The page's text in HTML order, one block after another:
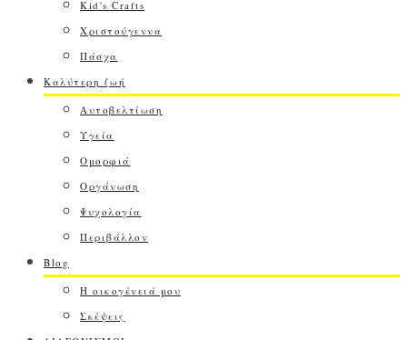
Kid's Crafts
Χριστούγεννα
Πάσχα
Καλύτερη ζωή
Αυτοβελτίωση
Υγεία
Ομορφιά
Οργάνωση
Ψυχολογία
Περιβάλλον
Blog
Η οικογένειά μου
Σκέψεις